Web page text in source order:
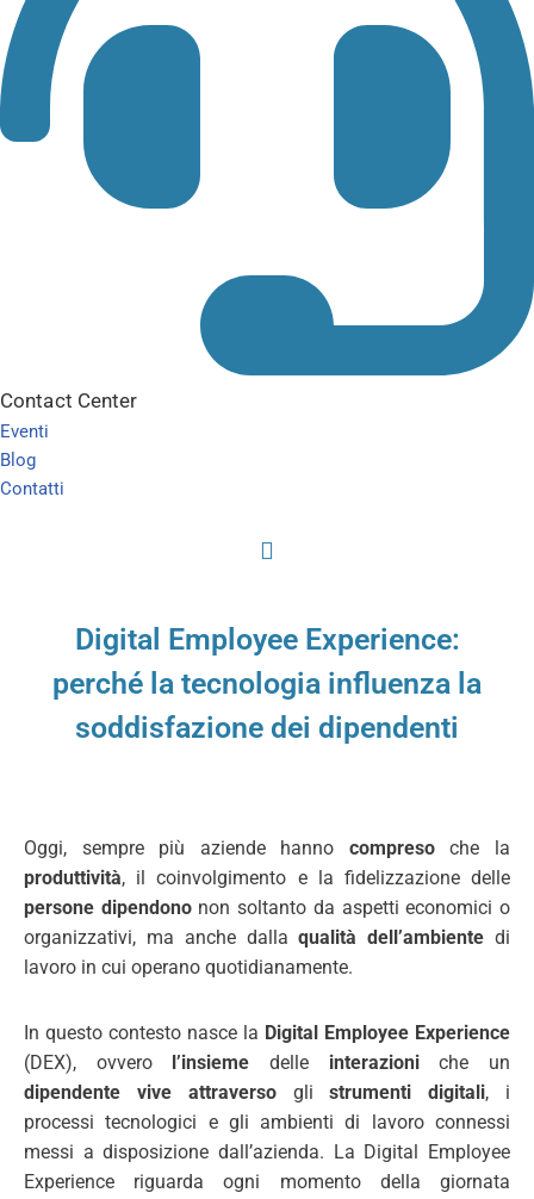
Contact Center
Eventi
Blog
Contatti
Digital Employee Experience:
perché la tecnologia influenza la
soddisfazione dei dipendenti
Oggi, sempre più aziende hanno compresoche la
produttività, il coinvolgimento e la fidelizzazione delle
persone dipendono non soltanto da aspetti economici o
organizzativi, ma anche dallaqualità dell’ambientedi
lavoro in cui operano quotidianamente.
In questo contesto nasce la Digital Employee Experience
(DEX), ovvero
l’insiemedelle interazioniche un
dipendente vive attraverso glistrumenti digitali, i
processi tecnologici e gli ambienti di lavoro connessi
messi a disposizione dall’azienda. La Digital Employee
Experience riguarda ogni momento della giornata